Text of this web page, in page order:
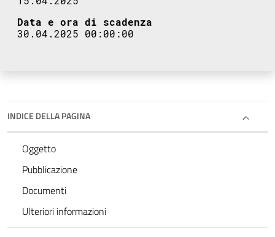
Data e ora di scadenza
30.04.2025 00:00:00
INDICE DELLA PAGINA
Oggetto
Pubblicazione
Documenti
Ulteriori informazioni